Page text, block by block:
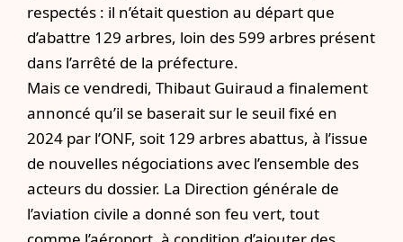
respectés : il n’était question au départ que
d’abattre 129 arbres, loin des 599 arbres présent
dans l’arrêté de la préfecture.
Mais ce vendredi, Thibaut Guiraud a finalement
annoncé qu’il se baserait sur le seuil fixé en
2024 par l’ONF, soit 129 arbres abattus, à l’issue
de nouvelles négociations avec l’ensemble des
acteurs du dossier. La Direction générale de
l’aviation civile a donné son feu vert, tout